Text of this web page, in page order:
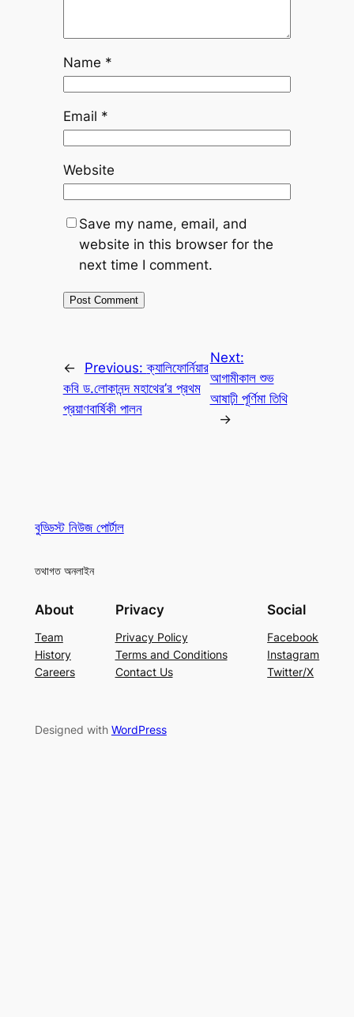
Name *
Email *
Website
Save my name, email, and
website in this browser for the
next time I comment.
← Previous:ক্যালিফোর্নিয়ার
কবি ড.লোকানন্দ মহাথের’র প্রথম
প্রয়াণবার্ষিকী পালন
Next:
আগামীকাল শুভ
আষাঢ়ী পূর্ণিমা তিথি
→
বুড্ডিস্ট নিউজ পোর্টাল
তথাগত অনলাইন
About
Team
History
Careers
Privacy
Privacy Policy
Terms and Conditions
Contact Us
Social
Facebook
Instagram
Twitter/X
Designed with WordPress